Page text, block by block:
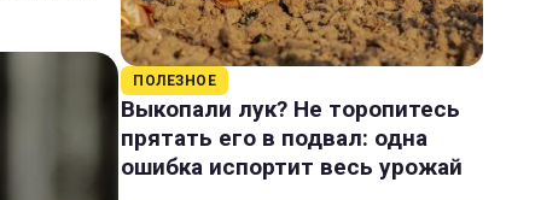
ПОЛЕЗНОЕ
Выкопали лук? Не торопитесь
прятать его в подвал: одна
ошибка испортит весь урожай